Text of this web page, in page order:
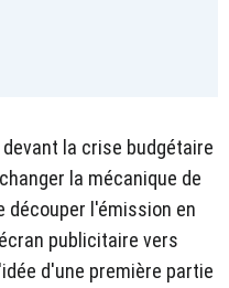
la crise budgétaire
la mécanique de
découper l'émission en
publicitaire vers
d'une première partie